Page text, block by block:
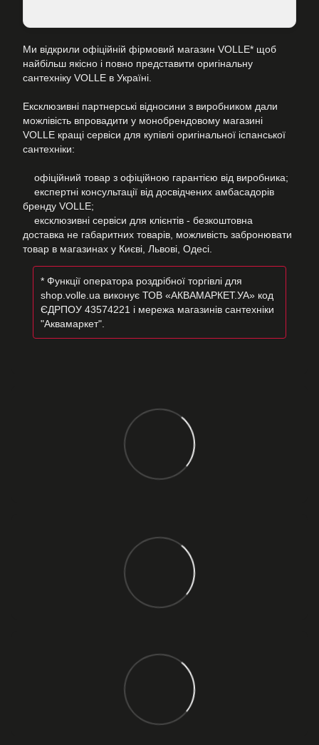
Ми відкрили офіційній фірмовий магазин VOLLE* щоб
найбільш якісно і повно представити оригінальну
сантехніку VOLLE в Україні.
Ексклюзивні партнерські відносини з виробником дали
можлівість впровадити у монобрендовому магазині
VOLLE кращі сервіси для купівлі оригінальної іспанської
сантехніки:
офіційний товар з офіційною гарантією від виробника;
експертні консультації від досвідчених амбасадорів
бренду VOLLE;
ексклюзивні сервіси для клієнтів - безкоштовна
доставка не габаритних товарів, можливість забронювати
товар в магазинах у Києві, Львові, Одесі.
* Функції оператора роздрібної торгівлі для
shop.volle.ua виконує ТОВ «АКВАМАРКЕТ.УА» код
ЄДРПОУ 43574221 і мережа магазинів сантехніки
"Аквамаркет".